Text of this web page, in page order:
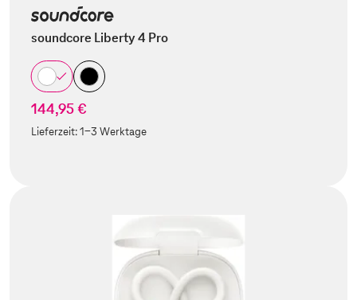
soundcore Liberty 4 Pro
144,95 €
Lieferzeit:1-3 Werktage